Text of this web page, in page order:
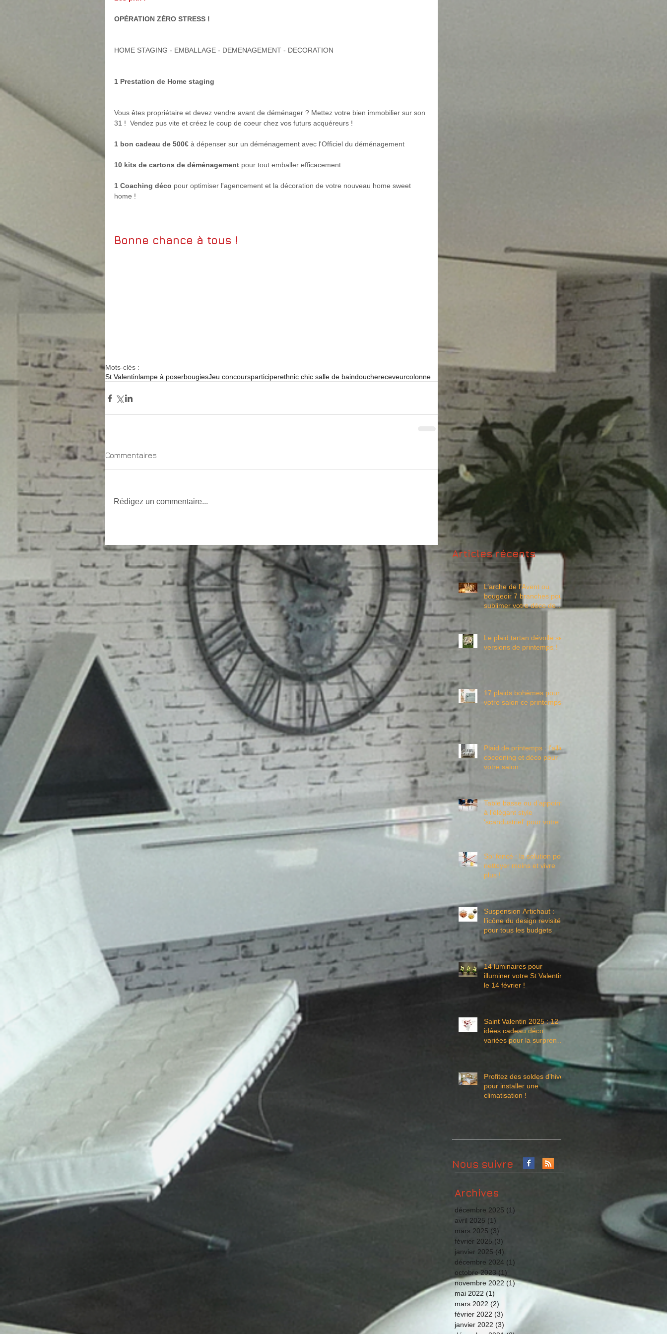
OPÉRATION ZÉRO STRESS !
HOME STAGING - EMBALLAGE - DEMENAGEMENT - DECORATION
1 Prestation de Home staging
Vous êtes propriétaire et devez vendre avant de déménager ? Mettez votre bien immobilier sur son
31 !  Vendez pus vite et créez le coup de coeur chez vos futurs acquéreurs !
1 bon cadeau de 500€ à dépenser sur un déménagement avec l'Officiel du déménagement
10 kits de cartons de déménagement pour tout emballer efficacement
1 Coaching déco pour optimiser l'agencement et la décoration de votre nouveau home sweet
home !
Bonne chance à tous !
Mots-clés :
St Valentinlampe à poserbougiesJeu concoursparticiperethnic chic salle de baindouchereceveurcolonne
Commentaires
Rédigez un commentaire...
Articles récents
L’arche de l’Avent ou
bougeoir 7 branches pour
sublimer votre déco de
Le plaid tartan dévoile ses
versions de printemps !
17 plaids bohèmes pour
votre salon ce printemps
Plaid de printemps : l’allié
cocooning et déco pour
votre salon
Table basse ou d’appoint
à l’élégant style
‘scandustriel’ pour votre
Sol foncé : la solution pour
nettoyer moins et vivre
plus !
Suspension Artichaut :
l’icône du design revisité
pour tous les budgets
14 luminaires pour
illuminer votre St Valentin
le 14 février !
Saint Valentin 2025 : 12
idées cadeau déco
variées pour la surprendre
Profitez des soldes d'hiver
pour installer une
climatisation !
Nous suivre
Archives
décembre 2025 (1)
avril 2025 (1)
mars 2025 (3)
février 2025 (3)
janvier 2025 (4)
décembre 2024 (1)
octobre 2023 (1)
novembre 2022 (1)1 post
mai 2022 (1)
mars 2022 (2)
février 2022 (3) 3 posts
janvier 2022 (3) 3 posts